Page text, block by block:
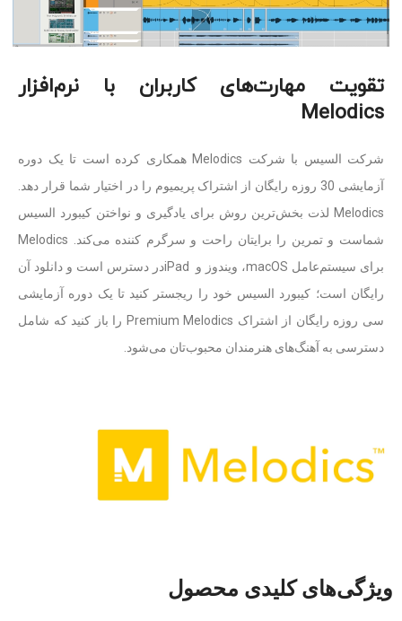
تقویت مهارت‌های کاربران با نرم‌افزار
Melodics
شرکت السیس با شرکت Melodics همکاری کرده است تا یک دوره
آزمایشی 30 روزه رایگان از اشتراک پریمیوم را در اختیار شما قرار دهد.
Melodics لذت بخش‌ترین روش برای یادگیری و نواختن کیبورد السیس
شماست و تمرین را برایتان راحت و سرگرم کننده می‌کند. Melodics
برای سیستم‌عامل macOS، ویندوز و iPadدر دسترس است و دانلود آن
رایگان است؛ کیبورد السیس خود را ریجستر کنید تا یک دوره آزمایشی
سی روزه رایگان از اشتراک Premium Melodics را باز کنید که شامل
دسترسی به آهنگ‌های هنرمندان محبوب‌تان می‌شود.
ویژگی‌های کلیدی محصول